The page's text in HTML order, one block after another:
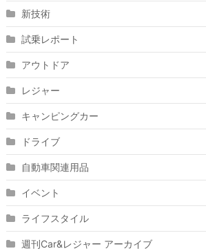
新技術
試乗レポート
アウトドア
レジャー
キャンピングカー
ドライブ
自動車関連用品
イベント
ライフスタイル
週刊Car&レジャー アーカイブ